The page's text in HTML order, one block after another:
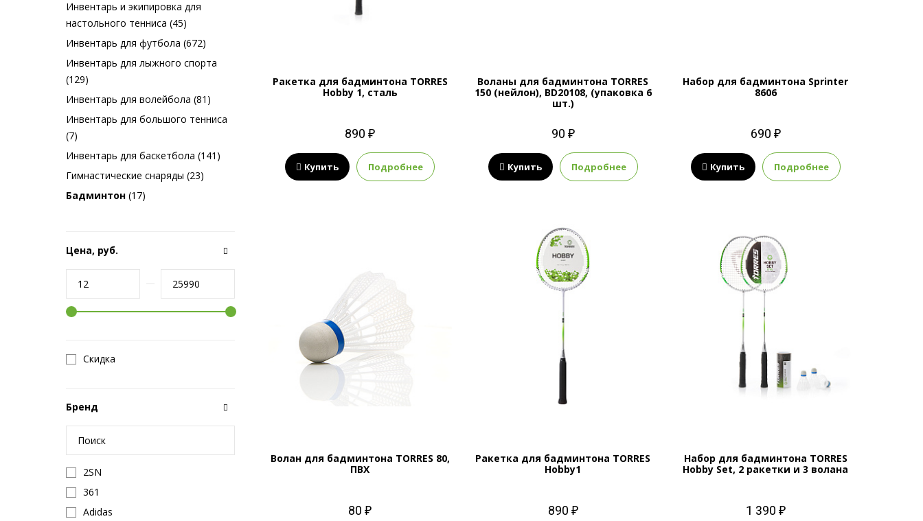
Инвентарь и экипировка для
настольного тенниса (45)
Инвентарь для футбола (672)
Инвентарь для лыжного спорта
(129)
Инвентарь для волейбола (81)
Инвентарь для большого тенниса
(7)
Инвентарь для баскетбола (141)
Гимнастические снаряды (23)
Бадминтон (17)
Цена, руб.
Скидка
Бренд
2SN
361
Adidas
Ракетка для бадминтона TORRES
Hobby 1, сталь
890 ₽
Купить Подробнее
Воланы для бадминтона TORRES
150 (нейлон), BD20108, (упаковка 6
шт.)
90 ₽
Купить Подробнее
Набор для бадминтона Sprinter
8606
690 ₽
Купить Подробнее
Волан для бадминтона TORRES 80,
ПВХ
80 ₽
Ракетка для бадминтона TORRES
Hobby1
890 ₽
Набор для бадминтона TORRES
Hobby Set, 2 ракетки и 3 волана
1 390 ₽